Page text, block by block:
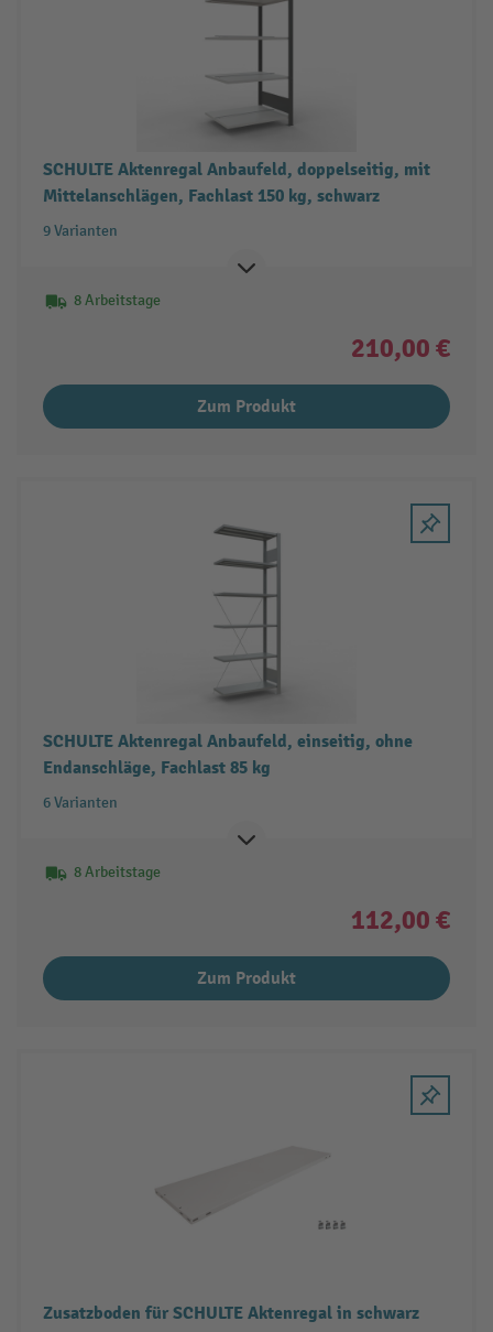
SCHULTE Aktenregal Anbaufeld, doppelseitig, mit
Mittelanschlägen, Fachlast 150 kg, schwarz
9 Varianten
8 Arbeitstage
210,00 €
Zum Produkt
SCHULTE Aktenregal Anbaufeld, einseitig, ohne
Endanschläge, Fachlast 85 kg
6 Varianten
8 Arbeitstage
112,00 €
Zum Produkt
Zusatzboden für SCHULTE Aktenregal in schwarz